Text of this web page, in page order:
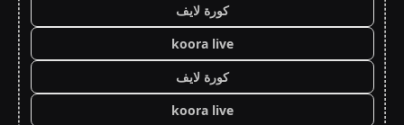
كورة لايف
koora live
كورة لايف
koora live